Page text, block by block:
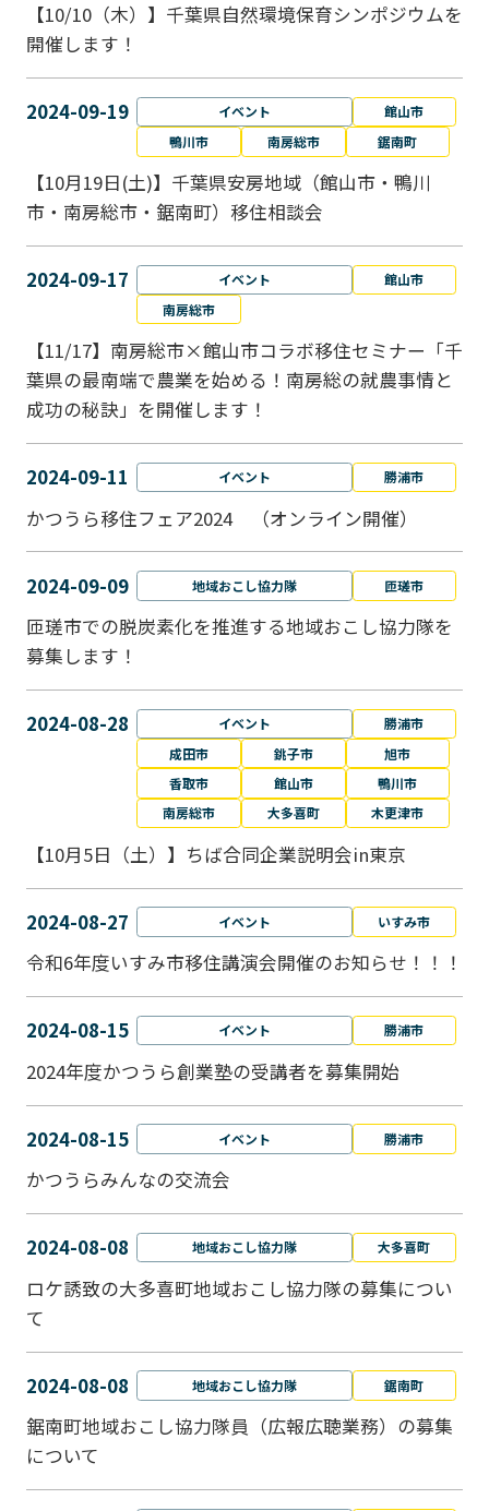
【10/10（木）】千葉県自然環境保育シンポジウムを
開催します！
2024-09-19 イベント
館山市
鴨川市
南房総市 鋸南町
【10月19日(土)】千葉県安房地域（館山市・鴨川
市・南房総市・鋸南町）移住相談会
2024-09-17 イベント
館山市
南房総市
【11/17】南房総市×館山市コラボ移住セミナー「千
葉県の最南端で農業を始める！南房総の就農事情と
成功の秘訣」を開催します！
2024-09-11 イベント 勝浦市
かつうら移住フェア2024 （オンライン開催）
2024-09-09 地域おこし協力隊 匝瑳市
匝瑳市での脱炭素化を推進する地域おこし協⼒隊を
募集します！
2024-08-28 イベント
勝浦市
成田市
銚子市
旭市
香取市
館山市
鴨川市
南房総市
大多喜町 木更津市
【10月5日（土）】ちば合同企業説明会in東京
2024-08-27 イベント いすみ市
令和6年度いすみ市移住講演会開催のお知らせ！！！
2024-08-15 イベント 勝浦市
2024年度かつうら創業塾の受講者を募集開始
2024-08-15 イベント 勝浦市
かつうらみんなの交流会
2024-08-08 地域おこし協力隊 大多喜町
ロケ誘致の大多喜町地域おこし協力隊の募集につい
て
2024-08-08 地域おこし協力隊 鋸南町
鋸南町地域おこし協力隊員（広報広聴業務）の募集
について